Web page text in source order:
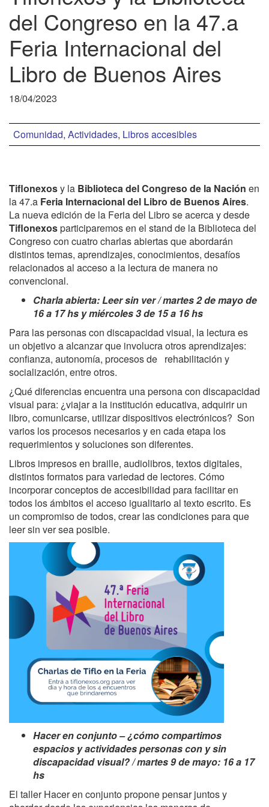
del Congreso en la 47.a
Feria Internacional del
Libro de Buenos Aires
18/04/2023
Comunidad, Actividades, Libros accesibles
Tiflonexosy la Biblioteca del Congreso de la Nación en
la 47.a Feria Internacional del Libro de Buenos Aires.
La nueva edición de la Feria del Libro se acerca y desde
Tiflonexosparticiparemos en el stand de la Biblioteca del
Congreso con cuatro charlas abiertas que abordarán
distintos temas, aprendizajes, conocimientos, desafíos
relacionados al acceso a la lectura de manera no
convencional.
Charla abierta: Leer sin ver / martes 2 de mayo de
16 a 17 hs y miércoles 3 de 15 a 16 hs
Para las personas con discapacidad visual, la lectura es
un objetivo a alcanzar que involucra otros aprendizajes:
confianza, autonomía, procesos de rehabilitación y
socialización, entre otros.
¿Qué diferencias encuentra una persona con discapacidad
visual para: ¿viajar a la institución educativa, adquirir un
libro, comunicarse, utilizar dispositivos electrónicos? Son
varios los procesos necesarios y en cada etapa los
requerimientos y soluciones son diferentes.
Libros impresos en braille, audiolibros, textos digitales,
distintos formatos para variedad de lectores. Cómo
incorporar conceptos de accesibilidad para facilitar en
todos los ámbitos el acceso igualitario al texto escrito. Es
un compromiso de todos, crear las condiciones para que
leer sin ver sea posible.
Hacer en conjunto – ¿cómo compartimos
espacios y actividades personas con y sin
discapacidad visual? / martes 9 de mayo: 16 a 17
hs
El taller Hacer en conjunto propone pensar juntos y